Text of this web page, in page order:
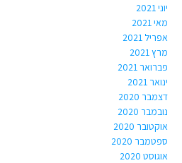
יוני 2021
מאי 2021
אפריל 2021
מרץ 2021
פברואר 2021
ינואר 2021
דצמבר 2020
נובמבר 2020
אוקטובר 2020
ספטמבר 2020
אוגוסט 2020